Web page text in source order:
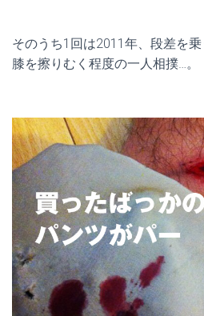
そのうち1回は2011年、段差を乗
膝を擦りむく程度の一人相撲…。